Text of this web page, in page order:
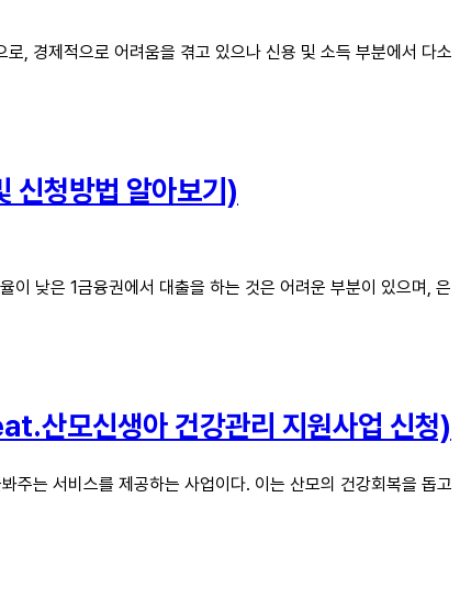
, 경제적으로 어려움을 겪고 있으나 신용 및 소득 부분에서 다소
청방법 알아보기)
이 낮은 1금융권에서 대출을 하는 것은 어려운 부분이 있으며, 은
산모신생아 건강관리 지원사업 신청)
주는 서비스를 제공하는 사업이다. 이는 산모의 건강회복을 돕고